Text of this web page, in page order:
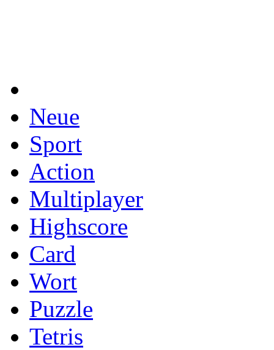
Neue
Sport
Action
Multiplayer
Highscore
Card
Wort
Puzzle
Tetris